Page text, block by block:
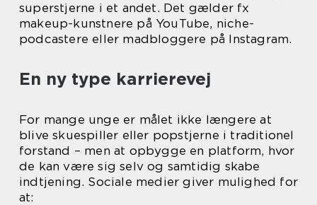
superstjerne i et andet. Det gælder fx
makeup-kunstnere på YouTube, niche-
podcastere eller madbloggere på Instagram.
En ny type karrierevej
For mange unge er målet ikke længere at
blive skuespiller eller popstjerne i traditionel
forstand – men at opbygge en platform, hvor
de kan være sig selv og samtidig skabe
indtjening. Sociale medier giver mulighed for
at: